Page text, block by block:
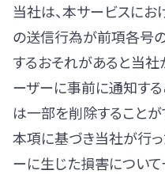
当社は、本サービスに
の送信行為が前項各号
するおそれがあると当
ーザーに事前に通知す
は一部を削除することが
本項に基づき当社が行
ーに生じた損害につい